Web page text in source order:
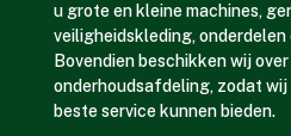
u grote en kleine machines,
veiligheidskleding, onderdelen
Bovendien beschikken wij
onderhoudsafdeling, zodat wij
beste service kunnen bieden.